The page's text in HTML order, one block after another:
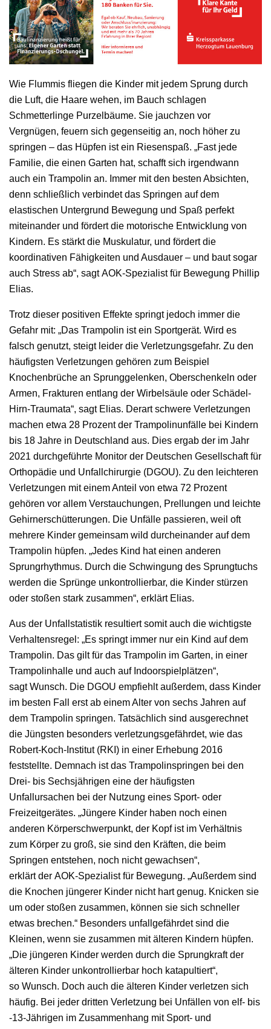
Wie Flummis fliegen die Kinder mit jedem Sprung durch
die Luft, die Haare wehen, im Bauch schlagen
Schmetterlinge Purzelbäume. Sie jauchzen vor
Vergnügen, feuern sich gegenseitig an, noch höher zu
springen – das Hüpfen ist ein Riesenspaß. „Fast jede
Familie, die einen Garten hat, schafft sich irgendwann
auch ein Trampolin an. Immer mit den besten Absichten,
denn schließlich verbindet das Springen auf dem
elastischen Untergrund Bewegung und Spaß perfekt
miteinander und fördert die motorische Entwicklung von
Kindern. Es stärkt die Muskulatur, und fördert die
koordinativen Fähigkeiten und Ausdauer – und baut sogar
auch Stress ab“, sagt AOK-Spezialist für Bewegung Phillip
Elias.
Trotz dieser positiven Effekte springt jedoch immer die
Gefahr mit: „Das Trampolin ist ein Sportgerät. Wird es
falsch genutzt, steigt leider die Verletzungsgefahr. Zu den
häufigsten Verletzungen gehören zum Beispiel
Knochenbrüche an Sprunggelenken, Oberschenkeln oder
Armen, Frakturen entlang der Wirbelsäule oder Schädel-
Hirn-Traumata“, sagt Elias. Derart schwere Verletzungen
machen etwa 28 Prozent der Trampolinunfälle bei Kindern
bis 18 Jahre in Deutschland aus. Dies ergab der im Jahr
2021 durchgeführte Monitor der Deutschen Gesellschaft für
Orthopädie und Unfallchirurgie (DGOU). Zu den leichteren
Verletzungen mit einem Anteil von etwa 72 Prozent
gehören vor allem Verstauchungen, Prellungen und leichte
Gehirnerschütterungen. Die Unfälle passieren, weil oft
mehrere Kinder gemeinsam wild durcheinander auf dem
Trampolin hüpfen. „Jedes Kind hat einen anderen
Sprungrhythmus. Durch die Schwingung des Sprungtuchs
werden die Sprünge unkontrollierbar, die Kinder stürzen
oder stoßen stark zusammen“, erklärt Elias.
Aus der Unfallstatistik resultiert somit auch die wichtigste
Verhaltensregel: „Es springt immer nur ein Kind auf dem
Trampolin. Das gilt für das Trampolin im Garten, in einer
Trampolinhalle und auch auf Indoorspielplätzen“,
sagt Wunsch. Die DGOU empfiehlt außerdem, dass Kinder
im besten Fall erst ab einem Alter von sechs Jahren auf
dem Trampolin springen. Tatsächlich sind ausgerechnet
die Jüngsten besonders verletzungsgefährdet, wie das
Robert-Koch-Institut (RKI) in einer Erhebung 2016
feststellte. Demnach ist das Trampolinspringen bei den
Drei- bis Sechsjährigen eine der häufigsten
Unfallursachen bei der Nutzung eines Sport- oder
Freizeitgerätes. „Jüngere Kinder haben noch einen
anderen Körperschwerpunkt, der Kopf ist im Verhältnis
zum Körper zu groß, sie sind den Kräften, die beim
Springen entstehen, noch nicht gewachsen“,
erklärt der AOK-Spezialist für Bewegung. „Außerdem sind
die Knochen jüngerer Kinder nicht hart genug. Knicken sie
um oder stoßen zusammen, können sie sich schneller
etwas brechen.“ Besonders unfallgefährdet sind die
Kleinen, wenn sie zusammen mit älteren Kindern hüpfen.
„Die jüngeren Kinder werden durch die Sprungkraft der
älteren Kinder unkontrollierbar hoch katapultiert“,
so Wunsch. Doch auch die älteren Kinder verletzen sich
häufig. Bei jeder dritten Verletzung bei Unfällen von elf- bis
-13-Jährigen im Zusammenhang mit Sport- und